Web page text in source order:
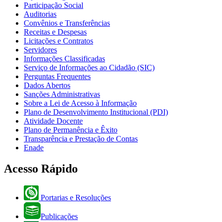
Participação Social
Auditorias
Convênios e Transferências
Receitas e Despesas
Licitações e Contratos
Servidores
Informações Classificadas
Serviço de Informações ao Cidadão (SIC)
Perguntas Frequentes
Dados Abertos
Sanções Administrativas
Sobre a Lei de Acesso à Informação
Plano de Desenvolvimento Institucional (PDI)
Atividade Docente
Plano de Permanência e Êxito
Transparência e Prestação de Contas
Enade
Acesso Rápido
Portarias e Resoluções
Publicações